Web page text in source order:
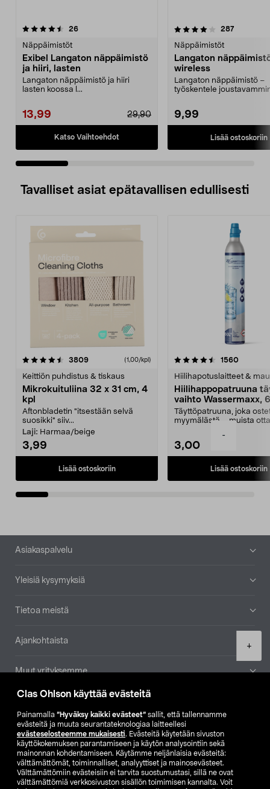
Clas Ohlson käyttää evästeitä
Painamalla ”Hyväksy kaikki evästeet” sallit, että tallennamme
evästeitä ja muuta seurantateknologiaa laitteellesi
evästeselosteemme mukaisesti. Evästeitä käytetään sivuston
käyttökokemuksen parantamiseen ja käytön analysointiin sekä
mainonnan kohdentamiseen. Käytämme neljänlaisia evästeitä:
välttämättömät, toiminnalliset, analyyttiset ja mainosevästeet.
Välttämättömiin evästeisiin ei tarvita suostumustasi, sillä ne ovat
välttämättömiä verkkosivuston sisällön toimimisen kannalta. Voit
-
+
26arvostelut
Näppäimistöt
Exibel Langaton näppäimistö
ja hiiri, lasten
Langaton näppäimistö ja hiiri
lasten koossa l...
13,99 29,90
Katso Vaihtoehdot
4.0 viidestä
287arvostelut
Näppäimistöt
Langaton
wireless
Langaton näppäimistö –
työskentele
9,99
Lisää ostoskoriin
4.5 viidestä
Tavalliset asiat epätavallisen edullisesti
3809arvostelut (1,00/kpl)
Keittiön puhdistus & tiskaus
Mikrokuituliina 32 x 31 cm, 4
kpl
Aftonbladetin "itsestään selvä
suosikki" siiv...
Laji: Harmaa/beige
3,99
Lisää ostoskoriin
4.5viidestä
1560
Hiilihapotuslaitteet &
Hiilihappopatruuna
vaihto Wassermaxx,
Täyttöpatruuna, joka
myymälästä – muista
3,00
Lisää ostoskoriin
4.5viidestä
Alatunniste
Asiakaspalvelu
Yleisiä kysymyksiä
Tietoa meistä
Ajankohtaista
Muut yrityksemme
Etsi myymälä
SE NO FI
FI SV